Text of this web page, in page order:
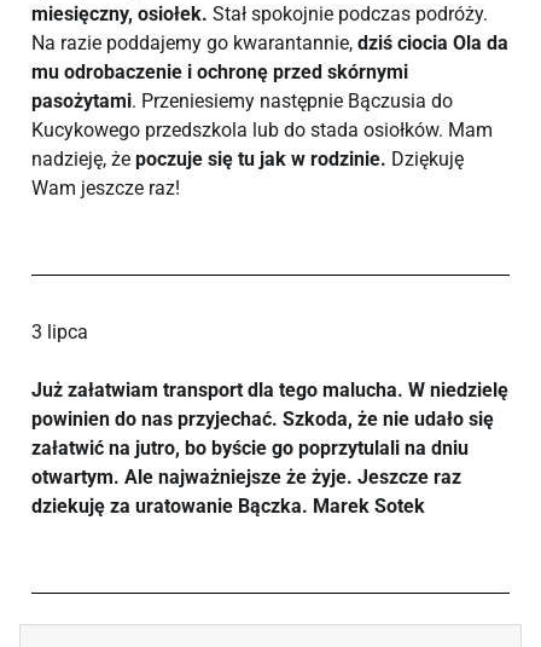
miesięczny, osiołek. Stał spokojnie podczas podróży.
Na razie poddajemy go kwarantannie, dziś ciocia Ola da
mu odrobaczenie i ochronę przed skórnymi
pasożytami. Przeniesiemy następnie Bączusia do
Kucykowego przedszkola lub do stada osiołków. Mam
nadzieję, że poczuje się tu jak w rodzinie. Dziękuję
Wam jeszcze raz!
3 lipca
Już załatwiam transport dla tego malucha. W niedzielę
powinien do nas przyjechać. Szkoda, że nie udało się
załatwić na jutro, bo byście go poprzytulali na dniu
otwartym. Ale najważniejsze że żyje. Jeszcze raz
dziekuję za uratowanie Bączka. Marek Sotek